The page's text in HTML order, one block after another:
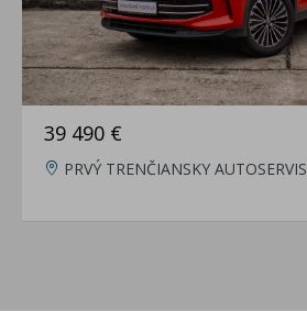
39 490 €
PRVÝ TRENČIANSKY AUTOSERVIS